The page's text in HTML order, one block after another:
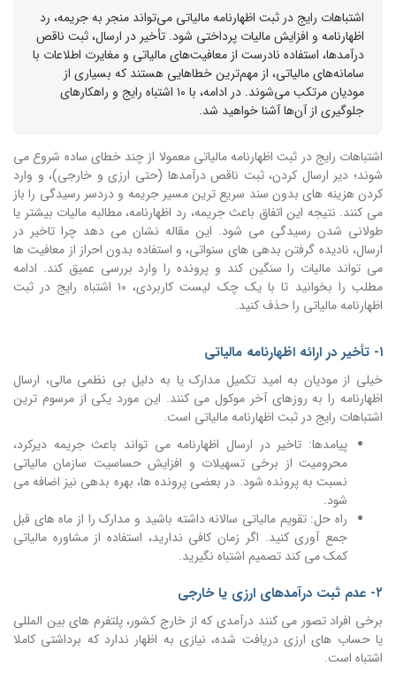
اشتباهات رایج در ثبت اظهارنامه مالیاتی می‌تواند منجر به جریمه، رد
اظهارنامه و افزایش مالیات پرداختی شود. تأخیر در ارسال، ثبت ناقص
درآمدها، استفاده نادرست از معافیت‌های مالیاتی و مغایرت اطلاعات با
سامانه‌های مالیاتی، از مهم‌ترین خطاهایی هستند که بسیاری از
مودیان مرتکب می‌شوند. در ادامه، با ۱۰ اشتباه رایج و راهکارهای
جلوگیری از آن‌ها آشنا خواهید شد.
اشتباهات رایج در ثبت اظهارنامه مالیاتی معمولا از چند خطای ساده شروع می
شوند؛ دیر ارسال کردن، ثبت ناقص درآمدها (حتی ارزی و خارجی)، و وارد
کردن هزینه های بدون سند سریع ترین مسیر جریمه و دردسر رسیدگی را باز
می کنند. نتیجه این اتفاق باعث جریمه، رد اظهارنامه، مطالبه مالیات بیشتر یا
طولانی شدن رسیدگی می شود. این مقاله نشان می دهد چرا تاخیر در
ارسال، نادیده گرفتن بدهی های سنواتی، و استفاده بدون احراز از معافیت ها
می تواند مالیات را سنگین کند و پرونده را وارد بررسی عمیق کند. ادامه
مطلب را بخوانید تا با یک چک لیست کاربردی، ۱۰ اشتباه رایج در ثبت
اظهارنامه مالیاتی را حذف کنید.
۱- تأخیر در ارائه اظهارنامه مالیاتی
خیلی از مودیان به امید تکمیل مدارک یا به دلیل بی نظمی مالی، ارسال
اظهارنامه را به روزهای آخر موکول می کنند. این مورد یکی از مرسوم ترین
اشتباهات رایج در ثبت اظهارنامه مالیاتی است.
پیامدها: تاخیر در ارسال اظهارنامه می تواند باعث جریمه دیرکرد،
محرومیت از برخی تسهیلات و افزایش حساسیت سازمان مالیاتی
نسبت به پرونده شود. در بعضی پرونده ها، بهره بدهی نیز اضافه می
شود.
راه حل: تقویم مالیاتی سالانه داشته باشید و مدارک را از ماه های قبل
جمع آوری کنید. اگر زمان کافی ندارید، استفاده از مشاوره مالیاتی
کمک می کند تصمیم اشتباه نگیرید.
۲- عدم ثبت درآمدهای ارزی یا خارجی
برخی افراد تصور می کنند درآمدی که از خارج کشور، پلتفرم های بین المللی
یا حساب های ارزی دریافت شده، نیازی به اظهار ندارد که برداشتی کاملا
اشتباه است.